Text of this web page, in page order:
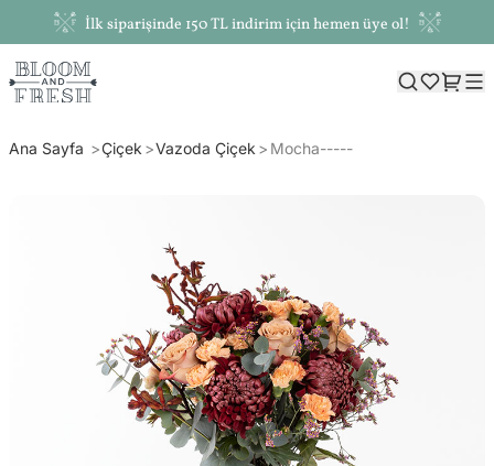
İlk siparişinde 150 TL indirim için hemen üye ol!
Ana Sayfa Çiçek Vazoda Çiçek Mocha-----